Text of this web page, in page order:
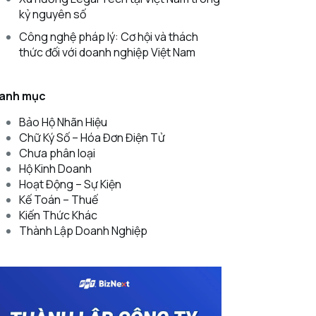
kỷ nguyên số
Công nghệ pháp lý: Cơ hội và thách
thức đối với doanh nghiệp Việt Nam
mục
Bảo Hộ Nhãn Hiệu
Chữ Ký Số – Hóa Đơn Điện Tử
Chưa phân loại
Hộ Kinh Doanh
Hoạt Động – Sự Kiện
Kế Toán – Thuế
Kiến Thức Khác
Thành Lập Doanh Nghiệp